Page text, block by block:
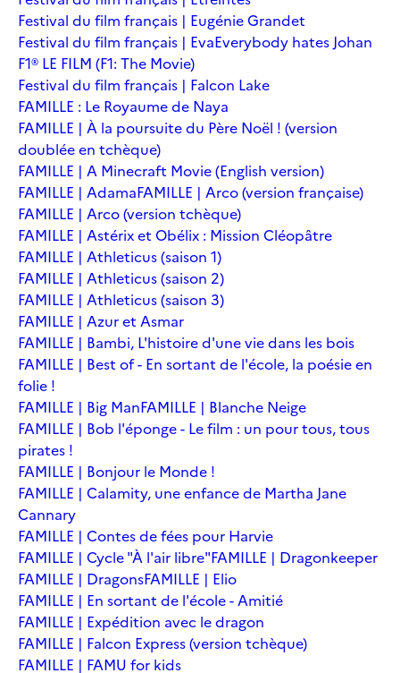
Festival du film français | Eugénie Grandet
Festival du film français | EvaEverybody hates Johan
F1® LE FILM (F1: The Movie)
Festival du film français | Falcon Lake
FAMILLE : Le Royaume de Naya
FAMILLE | À la poursuite du Père Noël ! (version
doublée en tchèque)
FAMILLE | A Minecraft Movie (English version)
FAMILLE | AdamaFAMILLE | Arco (version française)
FAMILLE | Arco (version tchèque)
FAMILLE | Astérix et Obélix : Mission Cléopâtre
FAMILLE | Athleticus (saison 1)
FAMILLE | Athleticus (saison 2)
FAMILLE | Athleticus (saison 3)
FAMILLE | Azur et Asmar
FAMILLE | Bambi, L'histoire d'une vie dans les bois
FAMILLE | Best of - En sortant de l'école, la poésie en
folie !
FAMILLE | Big ManFAMILLE | Blanche Neige
FAMILLE | Bob l'éponge - Le film : un pour tous, tous
pirates !
FAMILLE | Bonjour le Monde !
FAMILLE | Calamity, une enfance de Martha Jane
Cannary
FAMILLE | Contes de fées pour Harvie
FAMILLE | Cycle "À l'air libre"FAMILLE | Dragonkeeper
FAMILLE | DragonsFAMILLE | Elio
FAMILLE | En sortant de l'école - Amitié
FAMILLE | Expédition avec le dragon
FAMILLE | Falcon Express (version tchèque)
FAMILLE | FAMU for kids